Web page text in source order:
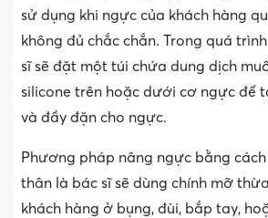
sử dụng khi ngực của khách hàng
không đủ chắc chắn. Trong quá
sĩ sẽ đặt một túi chứa dung dịch
silicone trên hoặc dưới cơ ngực để
và đầy đặn cho ngực.
Phương pháp nâng ngực bằng
thân là bác sĩ sẽ dùng chính mỡ
khách hàng ở bụng, đùi, bắp tay,